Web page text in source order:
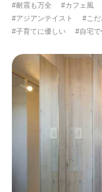
#スローライフ
#眺望最高 #水
#300万円以下
#耐震も万全 #カフェ風
#アジアンテイスト
#こ
#子育てに優しい
#自宅